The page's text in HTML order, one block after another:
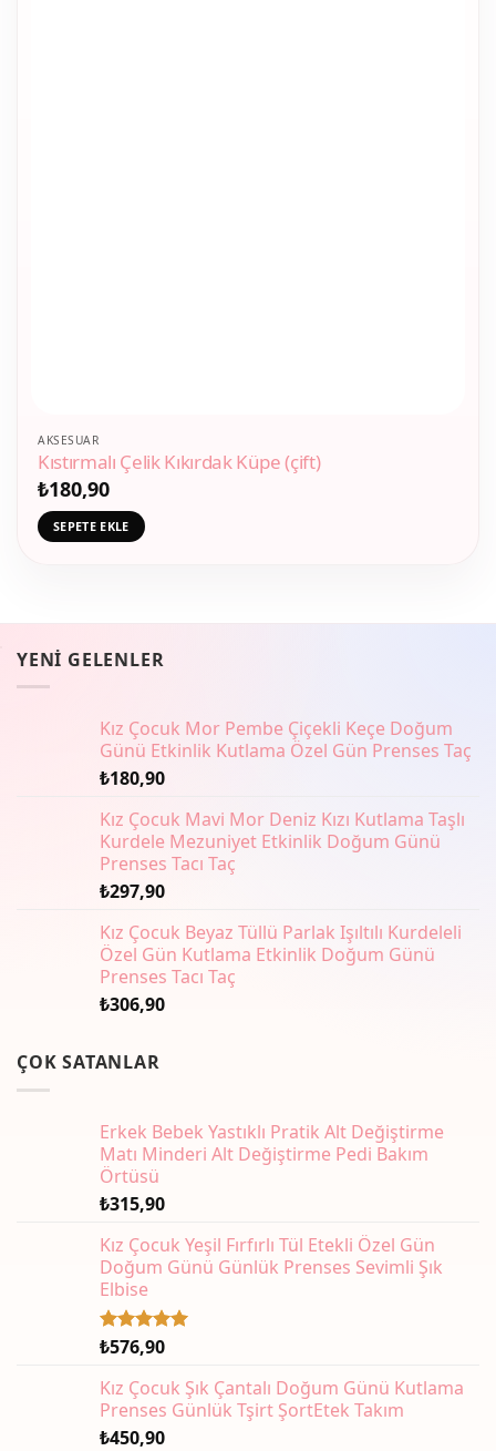
AKSESUAR
Kıstırmalı Çelik Kıkırdak Küpe (çift)
₺180,90
SEPETE EKLE
YENI GELENLER
Kız Çocuk Mor Pembe Çiçekli Keçe Doğum
Günü Etkinlik Kutlama Özel Gün Prenses Taç
₺180,90
Kız Çocuk Mavi Mor Deniz Kızı Kutlama Taşlı
Kurdele Mezuniyet Etkinlik Doğum Günü
Prenses Tacı Taç
₺297,90
Kız Çocuk Beyaz Tüllü Parlak Işıltılı Kurdeleli
Özel Gün Kutlama Etkinlik Doğum Günü
Prenses Tacı Taç
₺306,90
ÇOK SATANLAR
Erkek Bebek Yastıklı Pratik Alt Değiştirme
Matı Minderi Alt Değiştirme Pedi Bakım
Örtüsü
₺315,90
Kız Çocuk Yeşil Fırfırlı Tül Etekli Özel Gün
Doğum Günü Günlük Prenses Sevimli Şık
Elbise
5 üzerinden
aldı
₺576,90
Kız Çocuk Şık Çantalı Doğum Günü Kutlama
Prenses Günlük Tşirt ŞortEtek Takım
₺450,90